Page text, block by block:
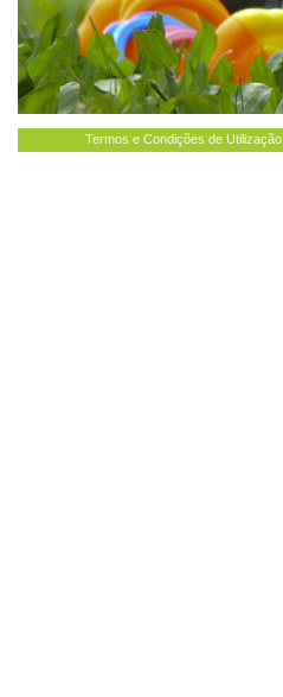
Termos e Condições de Utilização